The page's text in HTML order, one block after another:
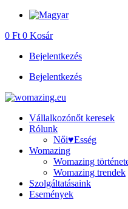
Ugrás
tartalomhoz
0 Ft 0 Kosár
Bejelentkezés
Bejelentkezés
Vállalkozónőt keresek
Rólunk
Női♥Esség
Womazing
Womazing
Womazing trendek
Szolgáltatásaink
Események